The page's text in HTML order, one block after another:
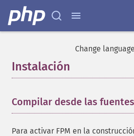
Change
Instalación
Compilar desde las fuentes
Para activar FPM en la